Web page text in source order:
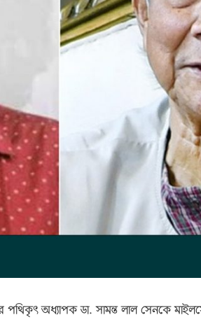
পথিকৃৎ অধ্যাপক ডা. সামন্ত লাল সেনকে